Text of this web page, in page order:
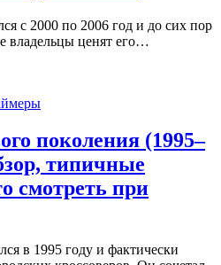
с 2000 по 2006 год и до сих пор
владельцы ценят его…
поколения (1995–
типичные
смотреть при
в 1995 году и фактически